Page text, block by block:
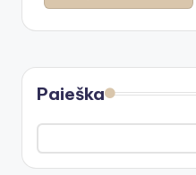
Paieška